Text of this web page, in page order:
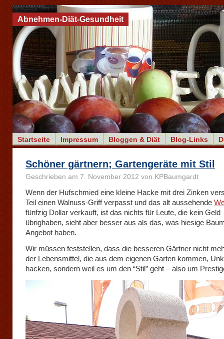
Startseite Impressum Bloggen & Diät Blog-Links
Abnehmen-Diät-Gesundheit
Schöner gärtnern; Gartengeräte mit Stil
Geschrieben am 7. November 2012 von KPBaumgardt
Wenn der Hufschmied eine kleine Hacke mit drei Zinken
Teil einen Walnuss-Griff verpasst und das alt aussehende
fünfzig Dollar verkauft, ist das nichts für Leute, die kein Geld
übrighaben, sieht aber besser aus als das, was hiesige
Angebot haben.
Wir müssen feststellen, dass die besseren Gärtner nicht
der Lebensmittel, die aus dem eigenen Garten kommen,
hacken, sondern weil es um den “Stil” geht – also um